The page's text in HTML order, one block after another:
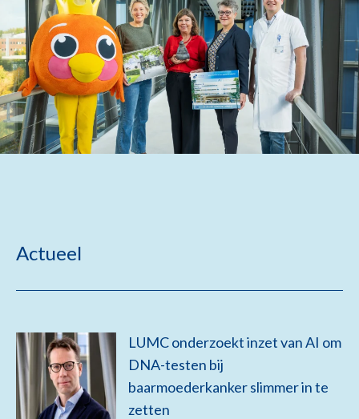
Actueel
LUMC onderzoekt inzet van AI om
DNA-testen bij
baarmoederkanker slimmer in te
zetten